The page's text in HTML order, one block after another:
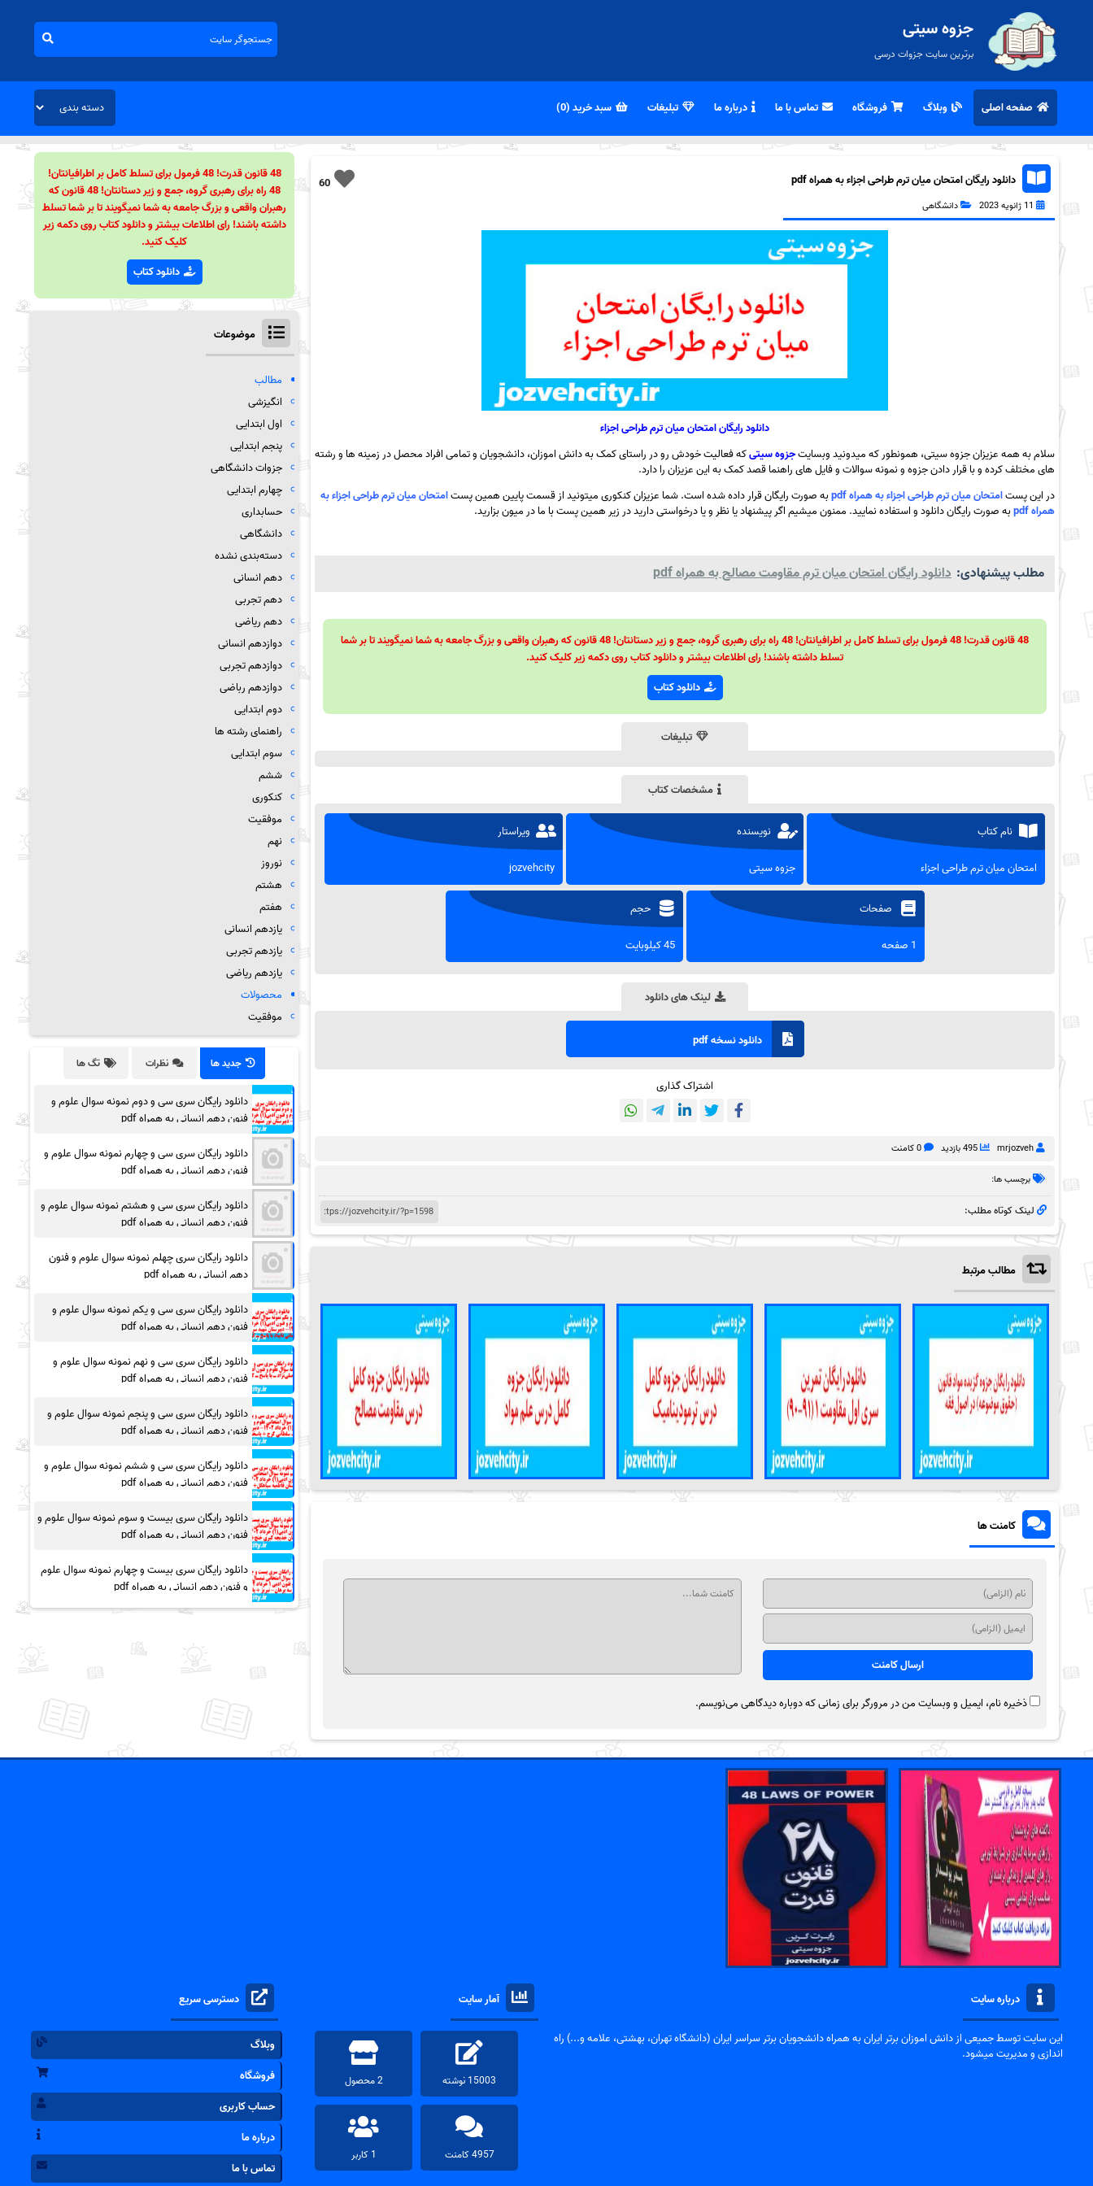
جزوه سیتی
برترین سایت جزوات درسی
صفحه اصلی وبلاگ فروشگاه تماس با ما درباره ما تبلیغات سبد خرید (0)
60 دانلود رایگان امتحان میان ترم طراحی اجزاء به همراه pdf
11 ژانویه 2023 دانشگاهی
دانلود رایگان امتحان میان ترم طراحی اجزاء
سلام به همه عزیزان جزوه سیتی، همونطور که میدونید وبسایتجزوه سیتیکه فعالیت خودش رو در راستای کمک به دانش اموزان، دانشجویان و تمامی افراد محصل در زمینه ها و رشته
های مختلف کرده و با قرار دادن جزوه و نمونه سوالات و فایل های راهنما قصد کمک به این عزیزان را دارد.
در این پستامتحان میان ترم طراحی اجزاء به همراه pdf به صورت رایگان قرار داده شده است. شما عزیزان کنکوری میتونید از قسمت پایین همین پستامتحان میان ترم طراحی اجزاء به
همراه pdf
به صورت رایگان دانلود و استفاده نمایید. ممنون میشیم اگر پیشنهاد یا نظر و یا درخواستی دارید در زیر همین پست با ما در میون بزارید.
مطلب پیشنهادی: دانلود رایگان امتحان میان ترم مقاومت مصالح به همراه pdf
48 قانون قدرت! 48 فرمول برای تسلط کامل بر اطرافیانتان! 48 راه برای رهبری گروه، جمع و زیر دستانتان! 48 قانون که رهبران واقعی و بزرگ جامعه به شما نمیگویند تا بر شما
تسلط داشته باشند! رای اطلاعات بیشتر و دانلود کتاب روی دکمه زیر کلیک کنید.
دانلود کتاب
تبلیغات
مشخصات کتاب
نام کتاب
امتحان میان ترم طراحی اجزاء
نویسنده
جزوه سیتی
ویراستار
jozvehcity
صفحات
1 صفحه
حجم
45 کیلوبایت
لینک های دانلود
دانلود نسخه pdf
اشتراک گذاری
mrjozveh 495 بازدید 0 کامنت
برچسب ها:
لینک کوتاه مطلب:
مطالب مرتبط
کامنت ها
ذخیره نام، ایمیل و وبسایت من در مرورگر برای زمانی که دوباره دیدگاهی می‌نویسم.
48 قانون قدرت! 48 فرمول برای تسلط کامل بر اطرافیانتان!
48 راه برای رهبری گروه، جمع و زیر دستانتان! 48 قانون که
رهبران واقعی و بزرگ جامعه به شما نمیگویند تا بر شما تسلط
داشته باشند! رای اطلاعات بیشتر و دانلود کتاب روی دکمه زیر
کلیک کنید.
دانلود کتاب
موضوعات
مطالب
انگیزشی
اول ابتدایی
پنجم ابتدایی
جزوات دانشگاهی
چهارم ابتدایی
حسابداری
دانشگاهی
دسته‌بندی نشده
دهم انسانی
دهم تجربی
دهم ریاضی
دوازدهم انسانی
دوازدهم تجربی
دوازدهم رباضی
دوم ابتدایی
راهنمای رشته ها
سوم ابتدایی
ششم
کنکوری
موفقیت
نهم
نوروز
هشتم
هفتم
یازدهم انسانی
یازدهم تجربی
یازدهم ریاضی
محصولات
موفقیت
جدید ها نظرات تگ ها
دانلود رایگان سری سی و دوم نمونه سوال علوم و
فنون دهم انسانی به همراه pdf
دانلود رایگان سری سی و چهارم نمونه سوال علوم و
فنون دهم انسانی به همراه pdf
دانلود رایگان سری سی و هشتم نمونه سوال علوم و
فنون دهم انسانی به همراه pdf
دانلود رایگان سری چهلم نمونه سوال علوم و فنون
دهم انسانی به همراه pdf
دانلود رایگان سری سی و یکم نمونه سوال علوم و
فنون دهم انسانی به همراه pdf
دانلود رایگان سری سی و نهم نمونه سوال علوم و
فنون دهم انسانی به همراه pdf
دانلود رایگان سری سی و پنجم نمونه سوال علوم و
فنون دهم انسانی به همراه pdf
دانلود رایگان سری سی و ششم نمونه سوال علوم و
فنون دهم انسانی به همراه pdf
دانلود رایگان سری بیست و سوم نمونه سوال علوم و
فنون دهم انسانی به همراه pdf
دانلود رایگان سری بیست و چهارم نمونه سوال علوم
و فنون دهم انسانی به همراه pdf
درباره سایت
این سایت توسط جمیعی از دانش اموزان برتر ایران به همراه دانشجویان برتر سراسر ایران (دانشگاه تهران، بهشتی، علامه و...) راه
اندازی و مدیریت میشود.
آمار سایت
15003 نوشته 2 محصول
4957 کامنت 1 کاربر
دسترسی سریع
وبلاگ
فروشگاه
حساب کاربری
درباره ما
تماس با ما